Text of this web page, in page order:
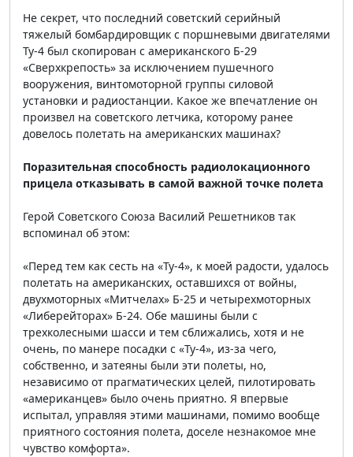
Не секрет, что последний советский серийный
тяжелый бомбардировщик с поршневыми двигателями
Ту-4 был скопирован с американского Б-29
«Сверхкрепость» за исключением пушечного
вооружения, винтомоторной группы силовой
установки и радиостанции. Какое же впечатление он
произвел на советского летчика, которому ранее
довелось полетать на американских машинах?
Поразительная способность радиолокационного
прицела отказывать в самой важной точке полета
Герой Советского Союза Василий Решетников так
вспоминал об этом:
«Перед тем как сесть на «Ту-4», к моей радости, удалось
полетать на американских, оставшихся от войны,
двухмоторных «Митчелах» Б-25 и четырехмоторных
«Либерейторах» Б-24. Обе машины были с
трехколесными шасси и тем сближались, хотя и не
очень, по манере посадки с «Ту-4», из-за чего,
собственно, и затеяны были эти полеты, но,
независимо от прагматических целей, пилотировать
«американцев» было очень приятно. Я впервые
испытал, управляя этими машинами, помимо вообще
приятного состояния полета, доселе незнакомое мне
чувство комфорта».